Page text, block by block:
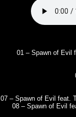
07 – Spawn of Evil feat.